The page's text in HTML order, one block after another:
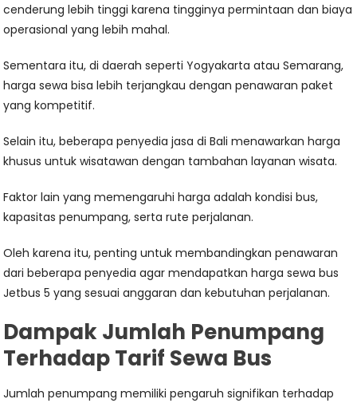
cenderung lebih tinggi karena tingginya permintaan dan biaya
operasional yang lebih mahal.
Sementara itu, di daerah seperti Yogyakarta atau Semarang,
harga sewa bisa lebih terjangkau dengan penawaran paket
yang kompetitif.
Selain itu, beberapa penyedia jasa di Bali menawarkan harga
khusus untuk wisatawan dengan tambahan layanan wisata.
Faktor lain yang memengaruhi harga adalah kondisi bus,
kapasitas penumpang, serta rute perjalanan.
Oleh karena itu, penting untuk membandingkan penawaran
dari beberapa penyedia agar mendapatkan harga sewa bus
Jetbus 5 yang sesuai anggaran dan kebutuhan perjalanan.
Dampak Jumlah Penumpang
Terhadap Tarif Sewa Bus
Jumlah penumpang memiliki pengaruh signifikan terhadap